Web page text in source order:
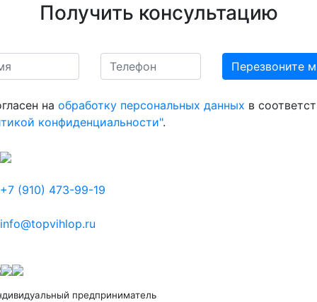
Получить консультацию
на обработку персональных данных в
конфиденциальности".
+7 (910) 473-99-19
info@topvihlop.ru
предприниматель